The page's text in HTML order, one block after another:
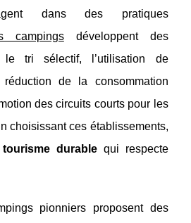
dans des pratiques
campingsdéveloppent des
tri sélectif, l’utilisation de
de la consommation
des circuits courts pour les
choisissant ces établissements,
tourisme durablequi respecte
pionniers proposent des